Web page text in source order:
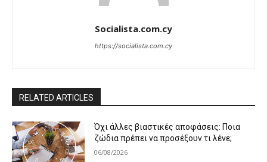
Socialista.com.cy
https://socialista.com.cy
RELATED ARTICLES
Όχι άλλες βιαστικές αποφάσεις: Ποια
ζώδια πρέπει να προσέξουν τι λένε;
06/08/2026